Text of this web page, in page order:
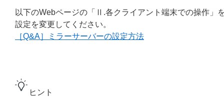
以下のWebページの「Ⅱ.各クライアント端末での操作」
設定を変更してください。
［Q&A］ミラーサーバーの設定方法
ヒント